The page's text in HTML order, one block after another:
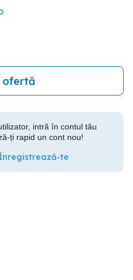
ofertă
intră în contul tău
ți rapid un cont nou!
te